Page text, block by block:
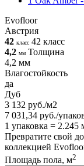
Evofloor
Австрия
42 класс 42 класс
4,2 мм Толщина
4,2 мм
Влагостойкость
да
Дуб
3 132 руб./м2
7 031,34 руб./
1 упаковка = 2.245
Превратите свой
коллекцией
Площадь пола, м2